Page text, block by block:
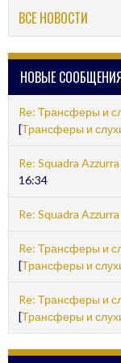
ВСЕ НОВОСТИ
НОВЫЕ
Re: Трансферы и
[Трансферы и
Re: Squadra Azzurra
16:34
Re: Squadra Azzurra
Re: Трансферы и
[Трансферы и
Re: Трансферы и
[Трансферы и